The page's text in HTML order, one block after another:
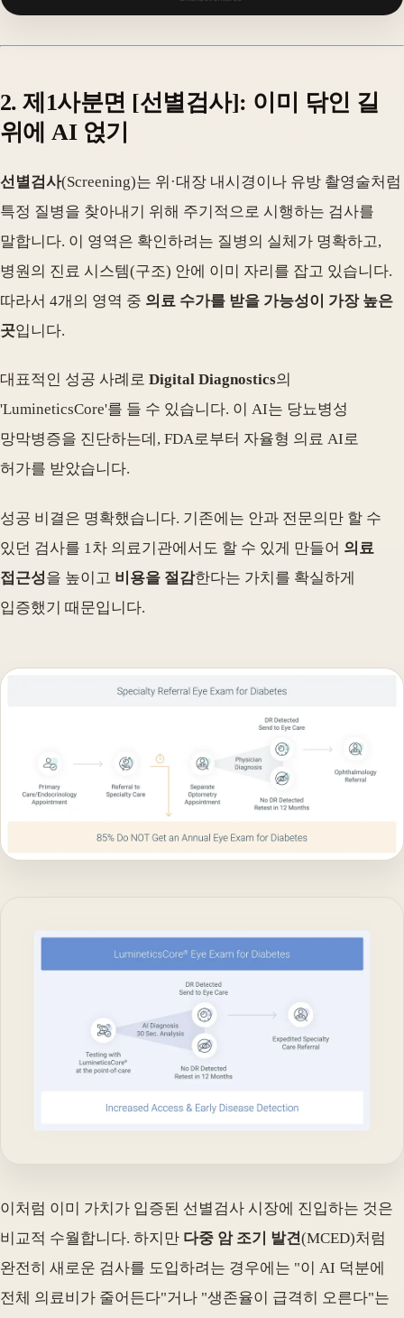
2. 제1사분면 [선별검사]: 이미 닦인 길
위에 AI 얹기
선별검사(Screening)는 위·대장 내시경이나 유방 촬영술처럼
특정 질병을 찾아내기 위해 주기적으로 시행하는 검사를
말합니다. 이 영역은 확인하려는 질병의 실체가 명확하고,
병원의 진료 시스템(구조) 안에 이미 자리를 잡고 있습니다.
따라서 4개의 영역 중 의료 수가를 받을 가능성이 가장 높은
곳입니다.
대표적인 성공 사례로 Digital Diagnostics의
'LumineticsCore'를 들 수 있습니다. 이 AI는 당뇨병성
망막병증을 진단하는데, FDA로부터 자율형 의료 AI로
허가를 받았습니다.
성공 비결은 명확했습니다. 기존에는 안과 전문의만 할 수
있던 검사를 1차 의료기관에서도 할 수 있게 만들어 의료
접근성을 높이고 비용을 절감한다는 가치를 확실하게
입증했기 때문입니다.
이처럼 이미 가치가 입증된 선별검사 시장에 진입하는 것은
비교적 수월합니다. 하지만 다중 암 조기 발견(MCED)처럼
완전히 새로운 검사를 도입하려는 경우에는 "이 AI 덕분에
전체 의료비가 줄어든다"거나 "생존율이 급격히 오른다"는